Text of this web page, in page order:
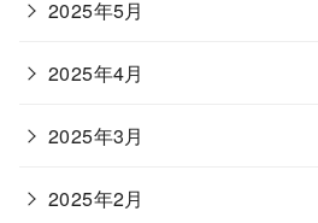
2025年5月
2025年4月
2025年3月
2025年2月